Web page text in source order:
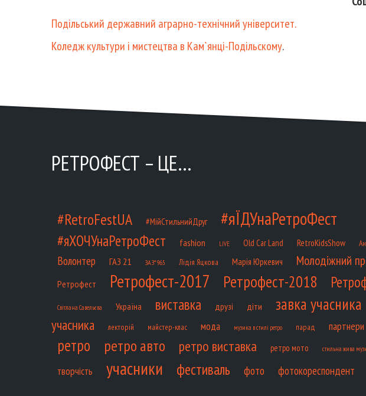
Подільський державний аграрно-технічний університет.
Коледж культури і мистецтва в Кам`янці-Подільскому.
РЕТРОФЕСТ – ЦЕ…
#RetroFestUA #МійСтильнийДруг #яЇДУнаРетроФест
#яХОЧУнаРетроФест fashion LIVE Old Car Land RetroKidsShow
Волонтер ГАЗ 21 ЗАЗ*965 Лідія Яцкова Марія Юркевич Молодіжний
Ретрофест Ретрофест-2017 Ретрофест-2018
Світлана Савельєва Україна виставка друзі діти завка учасника
учасника
лекторій майстер-клас мода музика в стилі ретро парад партнери
ретро ретро авто ретро виставка ретро мото стильна жива
творчість учасники фестиваль фото фотокореспондент